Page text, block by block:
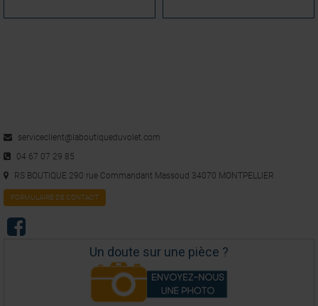
serviceclient@laboutiqueduvolet.com
04 67 07 29 85
RS BOUTIQUE 290 rue Commandant Massoud 34070 MONTPELLIER
FORMULAIRE DE CONTACT
Un doute sur une pièce ?